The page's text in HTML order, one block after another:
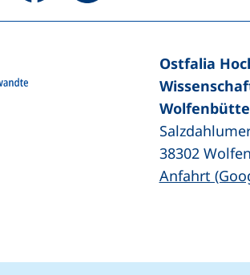
Ostfalia
38302
Anfahrt